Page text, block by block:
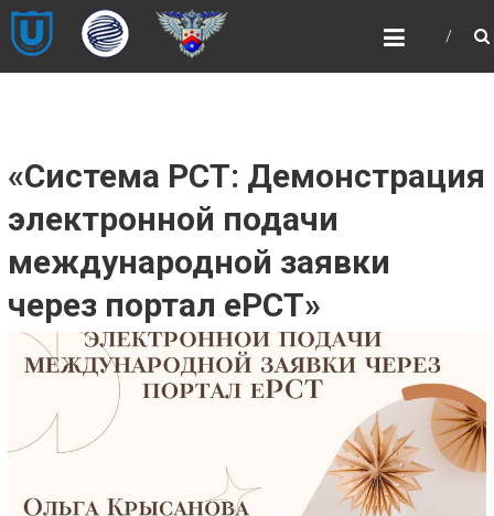
Skip
to
content
НОЦ
«ИНТЕЛЛЕКТУАЛЬНАЯ
НОЦ «ИНТЕЛЛЕКТУАЛЬНАЯ
СОБСТВЕННОСТЬ И ИНТЕЛЛЕКТУАЛЬНЫЕ
ПРАВА»
«Система PCT: Демонстрация
электронной подачи
международной заявки
через портал еРСТ»